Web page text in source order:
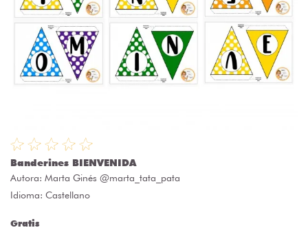
Banderines BIENVENIDA
Autora: Marta Ginés @marta_tata_pata
Idioma: Castellano
Gratis